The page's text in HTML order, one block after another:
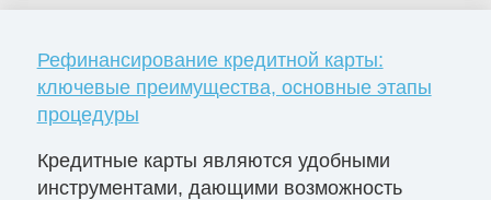
Рефинансирование кредитной карты:
ключевые преимущества, основные этапы
процедуры
Кредитные карты являются удобными
инструментами, дающими возможность